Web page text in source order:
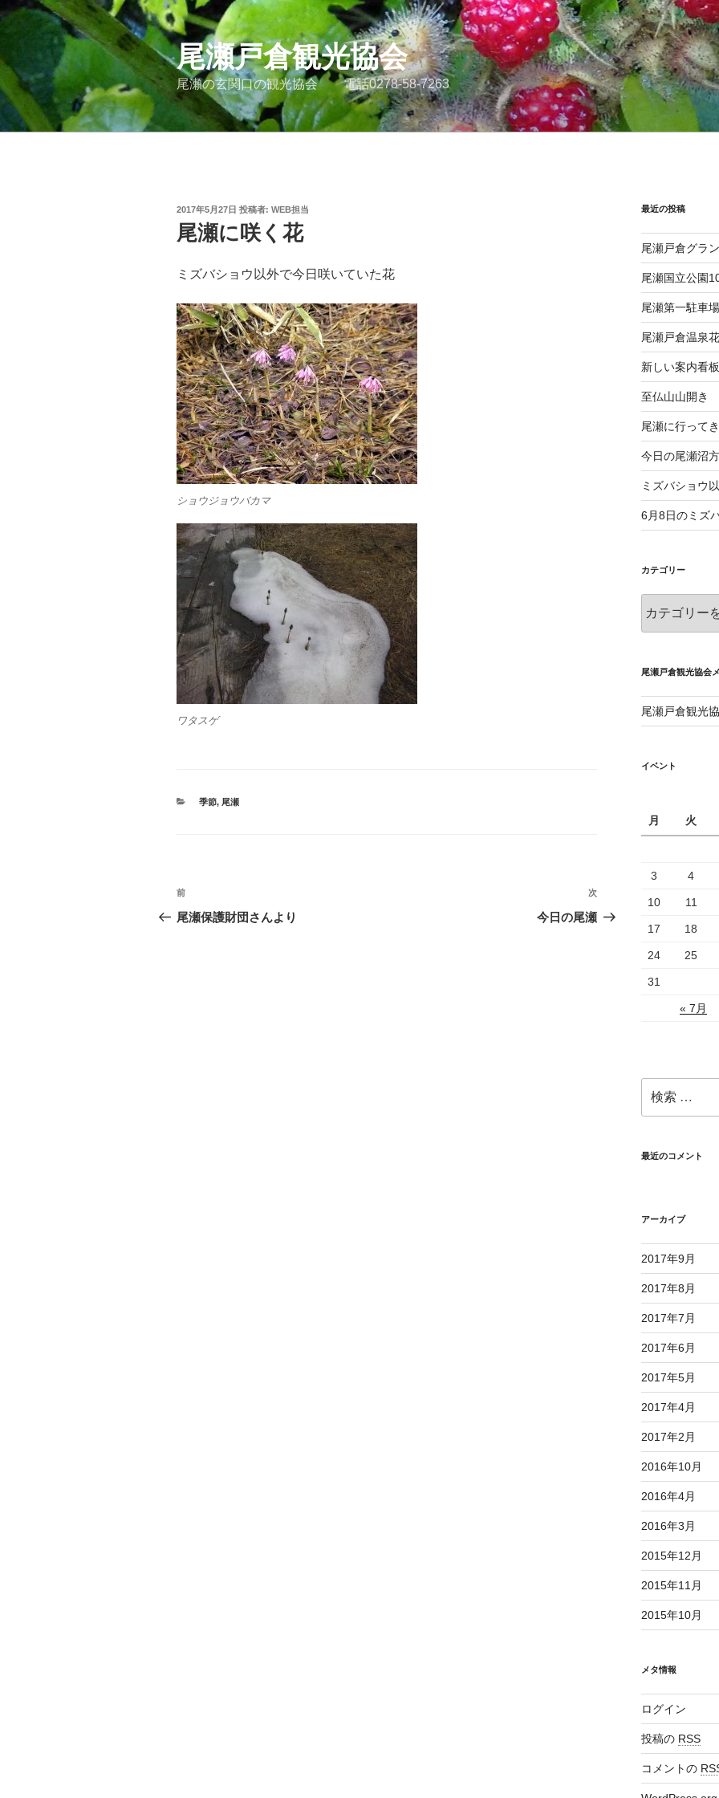
コ
ン
ツ
へ
ス
尾瀬戸倉観光協会
尾瀬の玄関口の観光協会 電話0278-58-7263
投
稿
日:
2017年5月27日 投稿者: WEB担当
尾瀬に咲く花
ミズバショウ以外で今日咲いていた花
ショウジョウバカマ
ワタスゲ
カ
季節, 尾瀬
投
稿
過
去
前
尾瀬保護財団さんより
の
次
今日の尾瀬
最近の投稿
尾瀬戸倉グラ
尾瀬国立公園
尾瀬第一駐車場
尾瀬戸倉温泉
新しい案内看板
至仏山山開き
尾瀬に行って
今日の尾瀬沼
ミズバショウ
6月8日のミズ
カテゴリー
テ
ー
尾瀬戸倉観光協会
尾瀬戸倉観光
イベント
月 火
« 7月
3 4
10 11
17 18
24 25
31
索:
最近のコメント
アーカイブ
2017年9月
2017年8月
2017年7月
2017年6月
2017年5月
2017年4月
2017年2月
2016年10月
2016年4月
2016年3月
2015年12月
2015年11月
2015年10月
メタ情報
ログイン
投稿の RSS
コメントの